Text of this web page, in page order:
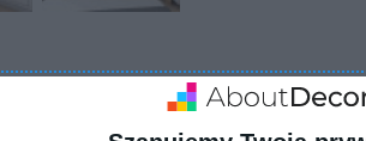
ZADAJ PYTANIE